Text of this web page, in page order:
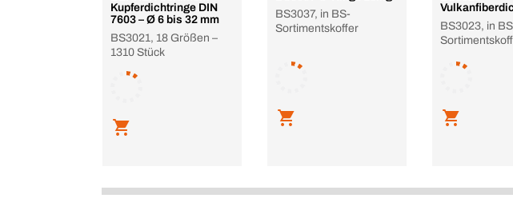
Kupferdichtringe DIN
7603 – Ø 6 bis 32 mm
BS3021, 18 Größen –
1310 Stück
BS3037, in BS-
Sortimentskoffer
BS3023, in